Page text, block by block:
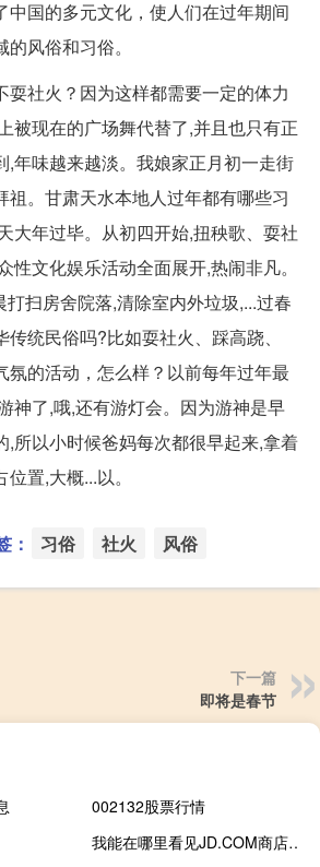
中国的多元文化，使人们在过年期间
风俗和习俗。
耍社火？因为这样都需要一定的体力
被现在的广场舞代替了,并且也只有正
,年味越来越淡。我娘家正月初一走街
祖。甘肃天水本地人过年都有哪些习
大年过毕。从初四开始,扭秧歌、耍社
性文化娱乐活动全面展开,热闹非凡。
打扫房舍院落,清除室内外垃圾,...过春
统民俗吗?比如耍社火、踩高跷、
氛的活动，怎么样？以前每年过年最
神了,哦,还有游灯会。因为游神是早
,所以小时候爸妈每次都很早起来,拿着
置,大概...以。
： 习俗 社火 风俗
下一篇
即将是春节
002132股票行情
我能在哪里看见JD.COM商店存款？